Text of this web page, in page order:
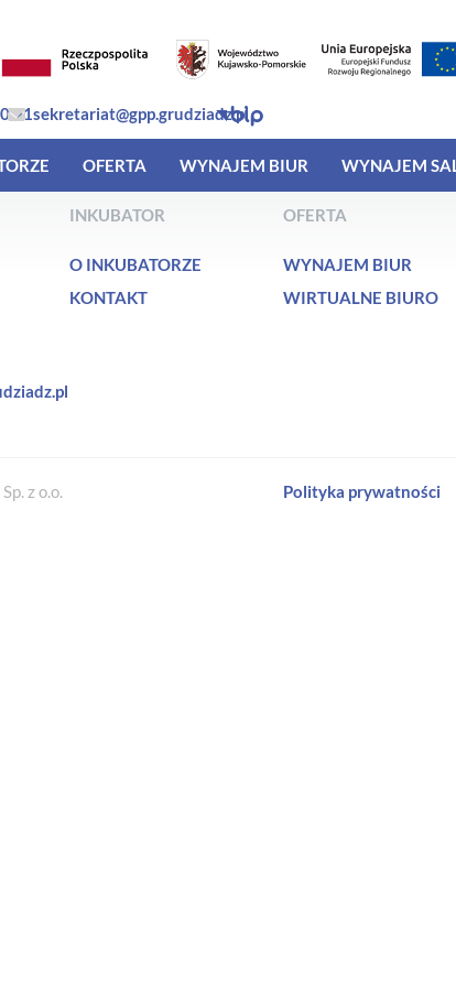
91sekretariat@gpp.grudziadz.pl
OFERTA WYNAJEM BIUR WYNAJEM SAL
INKUBATOR
O INKUBATORZE
KONTAKT
OFERTA
WYNAJEM BIUR
WIRTUALNE BIURO
z o.o. Polityka prywatności